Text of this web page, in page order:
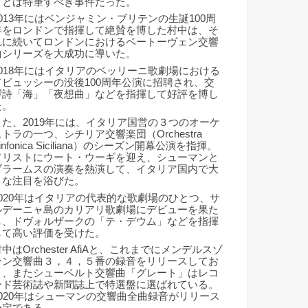
年にはベンジャミン・ブリテンの生誕100周
をロンドンで指揮して絶賛を博した村中は、そ
に続いてロンドンにおけるベートーヴェン交響
リーズを大成功に導いた。
年にはイタリアのベッリーニ歌劇場における
ビュッシーの没後100周年公演に招聘され、交
詩「海」「夜想曲」などを指揮して好評を博し
た、2019年には、イタリア国営の３つのオーケ
トラの一つ、シチリア交響楽団（Orchestra
Siciliana）のシーズン開幕公演を指揮。
リストにウート・ウーギを迎え、シューマンと
ラームスの演奏を熱演して、イタリア国内で大
注目を浴びた。
年はイタリアの代表的な歌劇場のひとつ、サ
デーニャ島のカリアリ歌劇場にデビューを果た
、ドヴォルザークの「テ・デウム」などを指揮
高い評価を受けた。
中はOrchester AfiAと、これまでにメンデルスゾ
ン交響曲３，４，５番の録音をリリースしてお
、またシューベルト交響曲「グレート」はレコ
ド芸術誌や新聞誌上で特選盤に選ばれている。
年はシューマンの交響曲全曲録音がリリース